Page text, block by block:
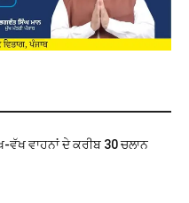
ਵਾਹਨਾਂ ਦੇ ਕਰੀਬ 30 ਚਲਾਨ